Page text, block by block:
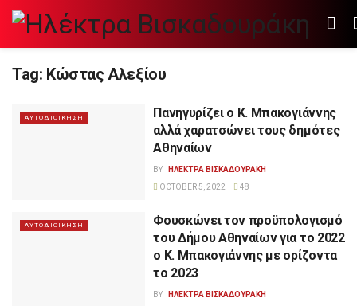
Tag: Κώστας Αλεξίου
ΑΥΤΟΔΙΟΙΚΗΣΗ
Πανηγυρίζει ο Κ. Μπακογιάννης
αλλά χαρατσώνει τους δημότες
Αθηναίων
BY
ΗΛΕΚΤΡΑ ΒΙΣΚΑΔΟΥΡΑΚΗ
OCTOBER 5, 2022
48
ΑΥΤΟΔΙΟΙΚΗΣΗ
Φουσκώνει τον προϋπολογισμό
του Δήμου Αθηναίων για το 2022
o Κ. Μπακογιάννης με ορίζοντα
το 2023
BY
ΗΛΕΚΤΡΑ ΒΙΣΚΑΔΟΥΡΑΚΗ